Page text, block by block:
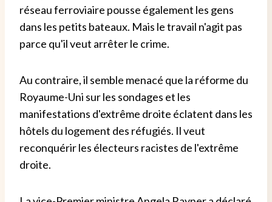
réseau ferroviaire pousse également les gens
dans les petits bateaux. Mais le travail n'agit pas
parce qu'il veut arrêter le crime.
Au contraire, il semble menacé que la réforme du
Royaume-Uni sur les sondages et les
manifestations d'extrême droite éclatent dans les
hôtels du logement des réfugiés. Il veut
reconquérir les électeurs racistes de l'extrême
droite.